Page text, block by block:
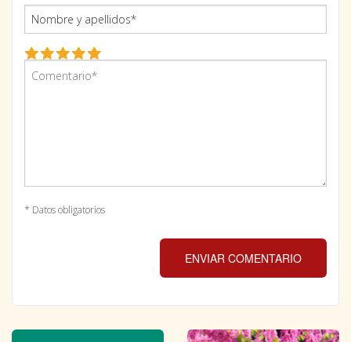
* Datos obligatorios
ENVIAR COMENTARIO